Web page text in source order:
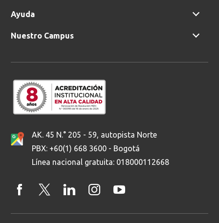
Ayuda
Nuestro Campus
AK. 45 N.° 205 - 59, autopista Norte
PBX: +60(1) 668 3600 - Bogotá
Línea nacional gratuita: 018000112668